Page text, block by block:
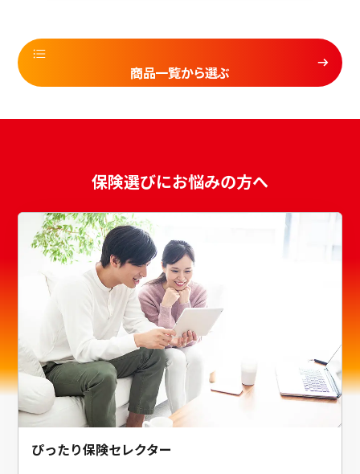
商品一覧から選ぶ
保険選びにお悩みの方へ
ぴったり保険セレクター